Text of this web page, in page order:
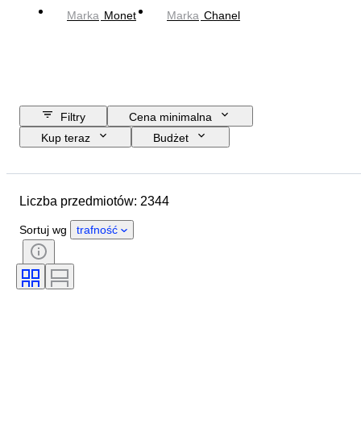
Marka Monet Marka Chanel
Filtry
Cena minimalna
Kup teraz
Budżet
Kraj pochodzenia
Stan
Kamień
Styl
Szlif
Liczba przedmiotów: 2344
Sortuj wg trafność